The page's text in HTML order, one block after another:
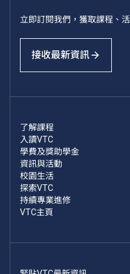
立即訂閱我們，獲取課程、
接收最新資訊
了解課程
入讀VTC
學費及獎助學金
資訊與活動
校園生活
探索VTC
持續專業進修
VTC主頁